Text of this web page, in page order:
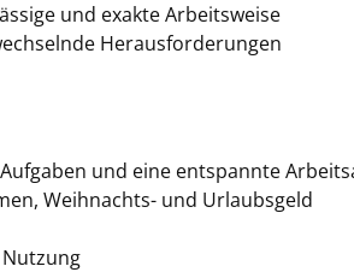
und exakte Arbeitsweise
Herausforderungen
und eine entspannte
Weihnachts- und Urlaubsgeld